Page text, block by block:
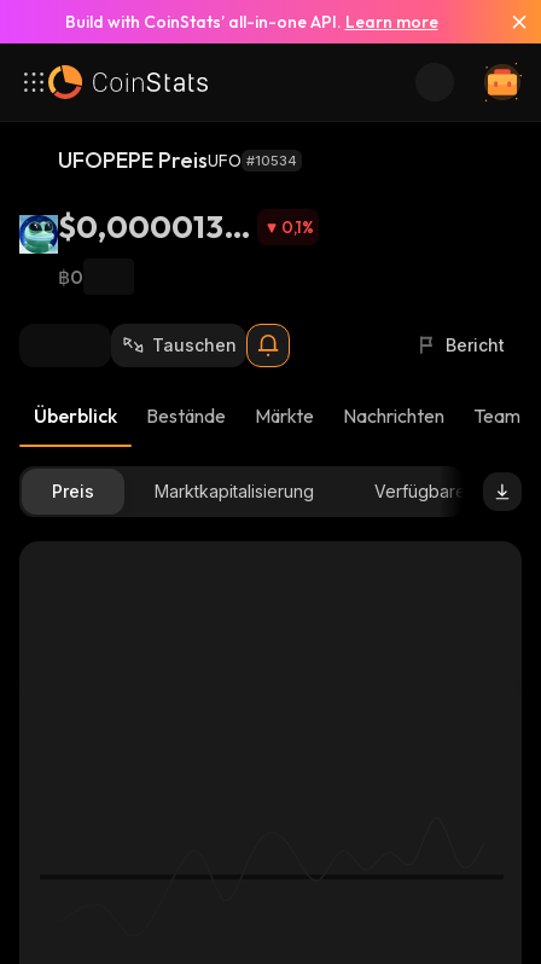
Build with CoinStats’ all-in-one API. Learn more
UFOPEPE PreisUFO #10534
$0,0000134
9
0,1%
฿0
Tauschen Bericht
Überblick Bestände Märkte Nachrichten Team-
Preis Marktkapitalisierung Verfügbare Menge